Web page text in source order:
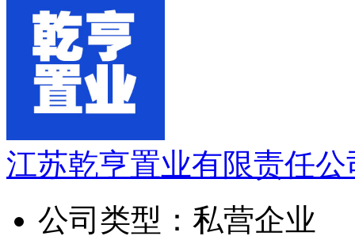
江苏乾亨置业有限责任公
公司类型： 私营企业